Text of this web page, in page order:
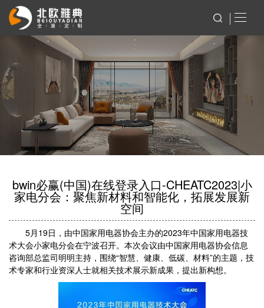
bwin必赢(中国)在线登录入口-CHEATC2023|小
家电分会：聚焦新材料和智能化，拓展发展新
空间
5月19日，由中国家用电器协会主办的2023年中国家用电器技
术大会小家电分会在宁波召开。本次会议由中国家用电器协会信息
咨询部总监司明明主持，围绕“智慧、健康、低碳、材料”的主题，技
术专家和行业资深人士就相关技术展示新成果，提出新构想。